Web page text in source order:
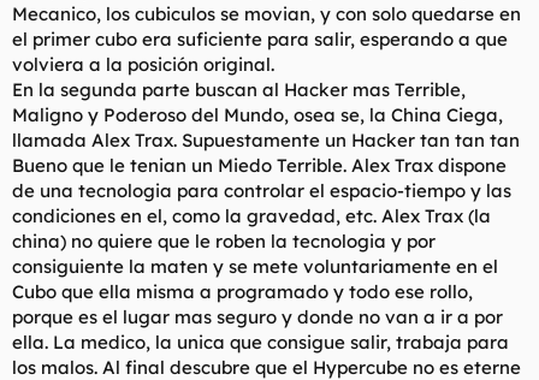
Mecanico, los cubiculos se movian, y con solo quedarse en
el primer cubo era suficiente para salir, esperando a que
volviera a la posición original.
En la segunda parte buscan al Hacker mas Terrible,
Maligno y Poderoso del Mundo, osea se, la China Ciega,
llamada Alex Trax. Supuestamente un Hacker tan tan tan
Bueno que le tenian un Miedo Terrible. Alex Trax dispone
de una tecnologia para controlar el espacio-tiempo y las
condiciones en el, como la gravedad, etc. Alex Trax (la
china) no quiere que le roben la tecnologia y por
consiguiente la maten y se mete voluntariamente en el
Cubo que ella misma a programado y todo ese rollo,
porque es el lugar mas seguro y donde no van a ir a por
ella. La medico, la unica que consigue salir, trabaja para
los malos. Al final descubre que el Hypercube no es eterne